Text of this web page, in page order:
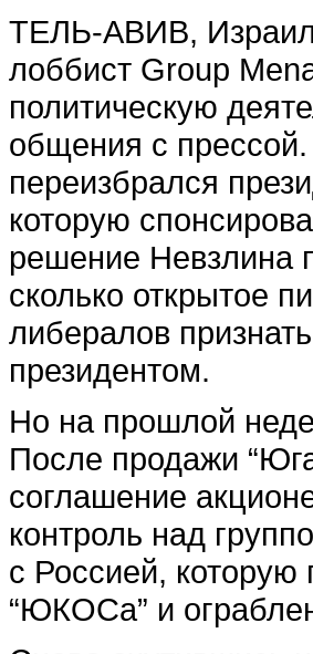
ТЕЛЬ-АВИВ,
лоббист Group
политическую
общения с
переизбрался
которую
решение Невзлина
сколько открытое
либералов
президентом.
Но на прошлой
После продажи
соглашение
контроль над
с Россией, которую
“ЮКОСа” и